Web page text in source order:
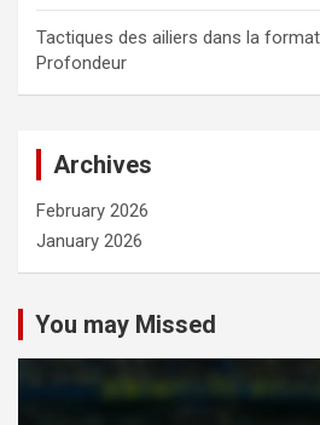
Tactiques des ailiers dans la
Profondeur
Archives
February 2026
January 2026
You may Missed